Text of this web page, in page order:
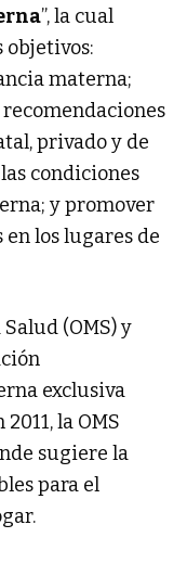
”, la cual
objetivos:
materna;
privado y de
condiciones
y promover
los lugares de
(OMS) y
exclusiva
la OMS
sugiere la
para el